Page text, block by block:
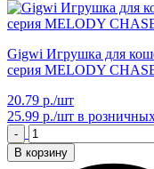
Gigwi Игрушка для
серия MELODY
20.79 р./шт
25.99 р./шт в
-
В корзину